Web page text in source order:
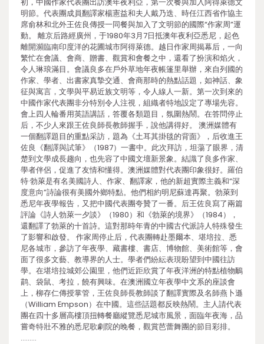
明節。代表團成員翻譯家楊憲益和夫人戴乃迭、時任江西省作協主
席俞林和北外王佐良傳授一同餐與加入了文明節的國際“作家周”運
動。 離京后路經廣州，于1980年3月7日抵澳年夜利亞悉尼，起色
離開瀕臨南印度洋的花圃城市阿得萊德。越日作家周揭幕后，一向
繁忙在會議、會商、贈書、觀賞和會餐之中，還看了扮演和焰火，
令人琳琅滿目。會議良多在戶外草地年夜帳篷里舉辦，來自列國的
作家、學者、出書家真摯交通、會商那時的熱點話題，如神話、象
征與寓言，文學與平易近族文明等，令人線人一新。第一次到來的
中國作家代表團非分特別令人注視，組織者特地設定了專場先容。
會上四人輪番用英語講話，答覆各類題目，氛圍熱鬧。在答問停止
后，不少人來跟王佐良師長教師握手，說他講得好。 澳洲媒體有
一個翻譯題目的重點采訪，題為《土耳其掛毯的背面》，后收進王
佐良《翻譯與試筆》（1987）一書中。此次拜訪，坦蕩了眼界，清
楚到文學成長趨向，也先容了中國文壇新景象。結識了良多作家、
學者伴侶，促進了友情和懂得。澳洲媒體對代表團印象很好。羅伯
特·勃萊是有名美國詩人、作家、翻譯家，他的新超實際主義和“深
度意向”詩論很有美國外鄉特點。他們相約明尼蘇達再聚。勃萊到
悉尼年夜學報告，又把中國代表團夸贊了一番。后王佐良寫了兩篇
評論《詩人勃萊一夕談》（1980）和《勃萊的境界》（1984），
還翻譯了勃萊的十首詩。這對那時年青的中國古代派詩人特殊發生
了影響和啟發。 作家周停止后，代表團轉赴墨爾本、堪培拉、悉
尼各城市，參訪了年夜學、藏書樓、書店、博物館、美術館等，會
面了很多文藝、教導界的人士。學者們紛紜表現盼望到中國往訪
學。在堪培拉城郊公園里，他們近距欣賞了年夜洋洲的特點植物鴯
鹋、袋鼠、考拉，饒有興味。在澳洲國立年夜學中文系的座談會
上，柳存仁傳授掌管，王佐良師長教師談了翻譯實際及名師燕卜遜
（William Empson）在中國。這些話題都反映熱鬧。主人請代表
團在四十多層高樓頂扭轉餐廳縱覽悉尼城市風景，面臨年夜海，品
嘗奇特壯不雅的悉尼歌劇院的晚餐，觀賞芭蕾舞團的節目彩排。
………